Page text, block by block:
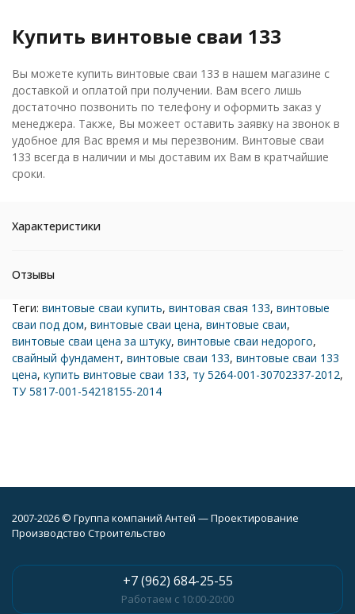
Купить винтовые сваи 133
Вы можете купить винтовые сваи 133 в нашем магазине с
доставкой и оплатой при получении. Вам всего лишь
достаточно позвонить по телефону и оформить заказ у
менеджера. Также, Вы можеет оставить заявку на звонок в
удобное для Вас время и мы перезвоним. Винтовые сваи
133 всегда в наличии и мы доставим их Вам в кратчайшие
сроки.
Характеристики
Отзывы
Теги: винтовые сваи купить, винтовая свая 133, винтовые
сваи под дом, винтовые сваи цена, винтовые сваи,
винтовые сваи цена за штуку, винтовые сваи недорого,
свайный фундамент, винтовые сваи 133, винтовые сваи 133
цена, купить винтовые сваи 133, ту 5264-001-30702337-2012,
ТУ 5817-001-54218155-2014
2007-2026 © Группа компаний Антей — Проектирование
Производство Строительство
+7 (962) 684-25-55
Работаем с 10:00-20:00